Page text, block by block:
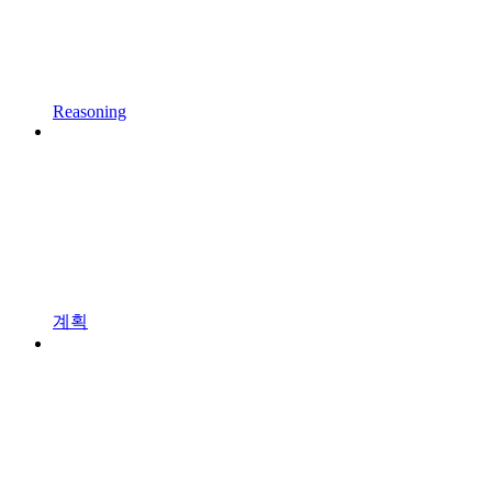
Reasoning
계획